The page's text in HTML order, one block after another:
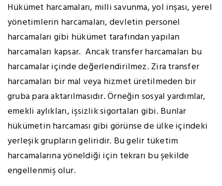
Hükümet harcamaları, milli savunma, yol inşası, yerel
yönetimlerin harcamaları, devletin personel
harcamaları gibi hükümet tarafından yapılan
harcamaları kapsar. Ancak transfer harcamaları bu
harcamalar içinde değerlendirilmez. Zira transfer
harcamaları bir mal veya hizmet üretilmeden bir
gruba para aktarılmasıdır. Örneğin sosyal yardımlar,
emekli aylıkları, işsizlik sigortaları gibi. Bunlar
hükümetin harcaması gibi görünse de ülke içindeki
yerleşik grupların geliridir. Bu gelir tüketim
harcamalarına yöneldiği için tekrarı bu şekilde
engellenmiş olur.